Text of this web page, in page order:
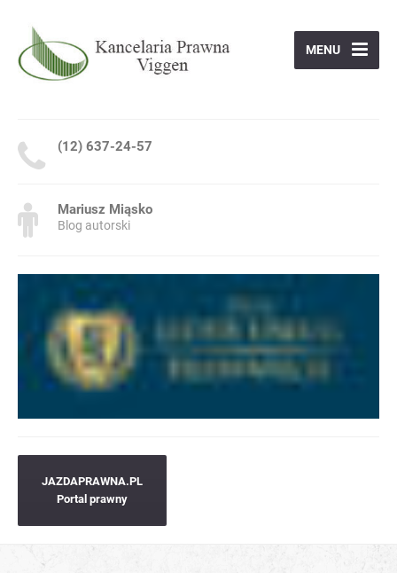
(12) 637-24-57
Mariusz Miąsko
Blog autorski
MENU
JAZDAPRAWNA.PL
Portal prawny